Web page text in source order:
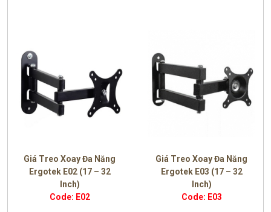
Giá Treo Xoay Đa Năng
Ergotek E02 (17 – 32
Inch)
Code: E02
Giá Treo Xoay Đa Năng
Ergotek E03 (17 – 32
Inch)
Code: E03